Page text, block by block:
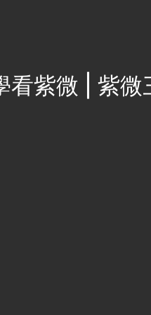
看紫微 | 紫微